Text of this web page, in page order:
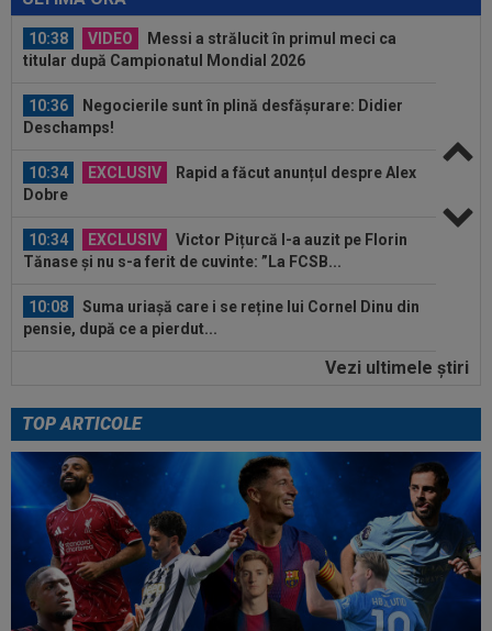
10:38 VIDEO
Messi a strălucit în primul meci ca
titular după Campionatul Mondial 2026
10:36
Negocierile sunt în plină desfășurare: Didier
Deschamps!
10:34 EXCLUSIV
Rapid a făcut anunțul despre Alex
Dobre
10:34 EXCLUSIV
Victor Pițurcă l-a auzit pe Florin
Tănase și nu s-a ferit de cuvinte: ”La FCSB...
10:08
Suma uriașă care i se reține lui Cornel Dinu din
pensie, după ce a pierdut...
A venit anunțul cel mare: Vinicius Junior a spus
11:00
Reacția lui Luis Enrique, după ce PSG a luat
bătaie cu 0-3 de la o echipă de...
11:00
UTA - Rapid, LIVE VIDEO, vineri, 21:00, în direct
la Digi Sport 1. Se anunță un...
10:38 VIDEO
Messi a strălucit în primul meci ca
titular după Campionatul Mondial 2026
Vezi ultimele ştiri
TOP ARTICOLE